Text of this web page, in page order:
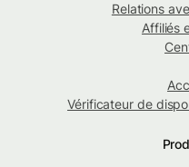
Relations
Affiliés
Vérificateur de